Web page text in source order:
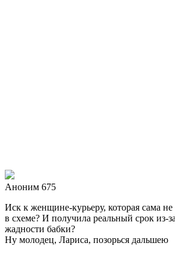
Аноним 675
Иск к женщине-курьеру, которая сама не
в схеме? И получила реальный срок из-
жадности бабки?
Ну молодец, Лариса, позорься дальшею